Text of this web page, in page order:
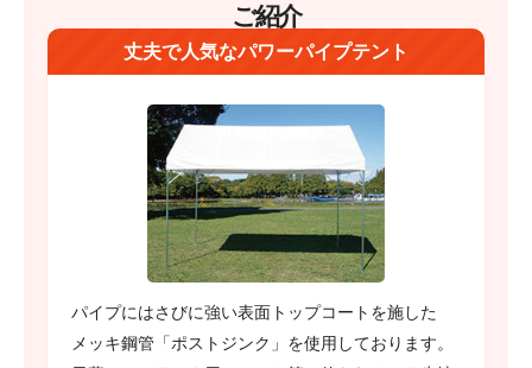
ご紹介
丈夫で人気なパワーパイプテント
パイプにはさびに強い表面トップコートを施した
メッキ鋼管「ポストジンク」を使用しております。